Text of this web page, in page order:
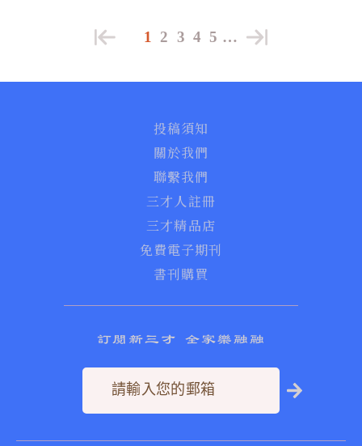
1 2 3 4 5 …
投稿須知
關於我們
聯繫我們
三才人註冊
三才精品店
免費電子期刊
書刊購買
訂閱新三才 全家樂融融